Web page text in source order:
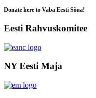
Donate here to Vaba Eesti Sõna!
Eesti Rahvuskomitee
NY Eesti Maja